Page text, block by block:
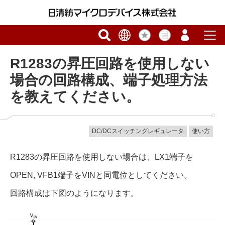
R1283の昇圧回路を使用しない
場合の回路構成、端子処理方法
を教えてください。
DC/DCスイッチングレギュレータ 使い方
R1283の昇圧回路を使用しない場合は、LX1端子を
OPEN, VFB1端子をVINと同電位としてください。
回路構成は下図のようになります。